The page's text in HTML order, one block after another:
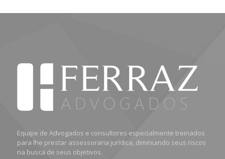
Equipe de Advogados e consultores especialmente treinados
para lhe prestar assessoraria jurídica, diminuindo seus riscos
na busca de seus objetivos.